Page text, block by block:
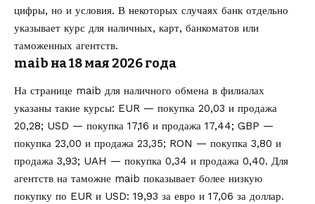
цифры, но и условия. В некоторых случаях банк отдельно
указывает курс для наличных, карт, банкоматов или
таможенных агентств.
maib на 18 мая 2026 года
На странице maib для наличного обмена в филиалах
указаны такие курсы: EUR — покупка 20,03 и продажа
20,28; USD — покупка 17,16 и продажа 17,44; GBP —
покупка 23,00 и продажа 23,35; RON — покупка 3,80 и
продажа 3,93; UAH — покупка 0,34 и продажа 0,40. Для
агентств на таможне maib показывает более низкую
покупку по EUR и USD: 19,93 за евро и 17,06 за доллар.